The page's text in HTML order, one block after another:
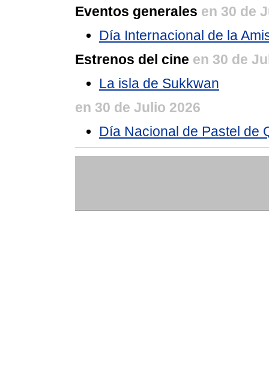
Eventos generales en 30 de
Día Internacional de la
Estrenos del cine en 30 de
La isla de Sukkwan
en 30 de Julio 2026
Día Nacional de Pastel de